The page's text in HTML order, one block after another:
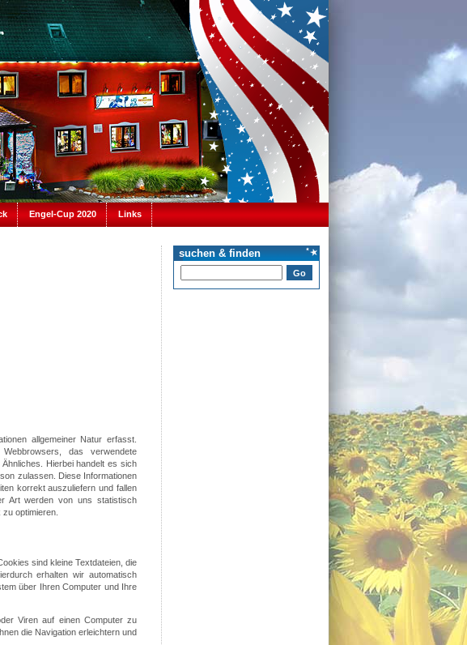
Engel-Cup 2020 Links
allgemeiner Natur erfasst.
das verwendete
Hierbei handelt es sich
zulassen. Diese Informationen
korrekt auszuliefern und fallen
Art werden von uns statistisch
optimieren.
sind kleine Textdateien, die
erhalten wir automatisch
über Ihren Computer und Ihre
Viren auf einen Computer zu
die Navigation erleichtern und
suchen & finden